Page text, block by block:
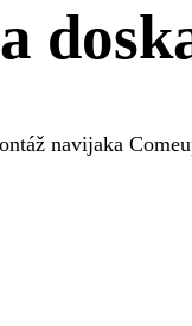
navijaka